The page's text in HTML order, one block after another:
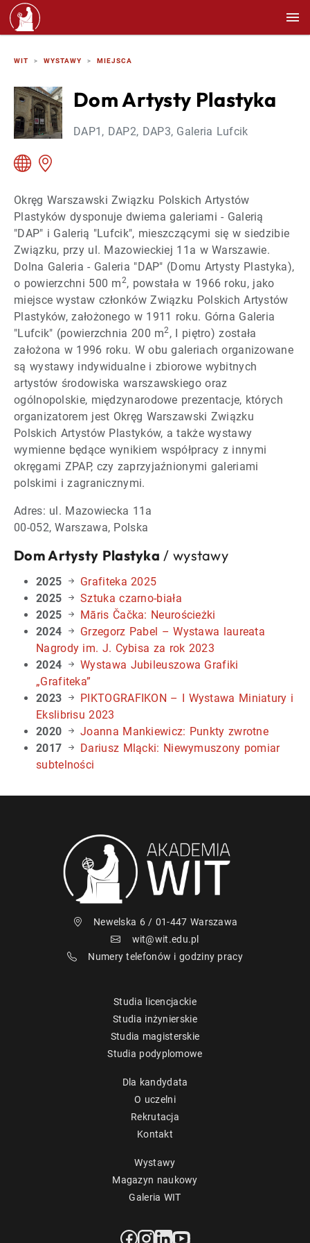
WIT WYSTAWY MIEJSCA
Dom Artysty Plastyka
DAP1, DAP2, DAP3, Galeria Lufcik
Okręg Warszawski Związku Polskich Artystów
Plastyków dysponuje dwiema galeriami - Galerią
"DAP" i Galerią "Lufcik", mieszczącymi się w siedzibie
Związku, przy ul. Mazowieckiej 11a w Warszawie.
Dolna Galeria - Galeria "DAP" (Domu Artysty Plastyka),
o powierzchni 500 m2, powstała w 1966 roku, jako
miejsce wystaw członków Związku Polskich Artystów
Plastyków, założonego w 1911 roku. Górna Galeria
"Lufcik" (powierzchnia 200 m2 , I piętro) została
założona w 1996 roku. W obu galeriach organizowane
są wystawy indywidualne i zbiorowe wybitnych
artystów środowiska warszawskiego oraz
ogólnopolskie, międzynarodowe prezentacje, których
organizatorem jest Okręg Warszawski Związku
Polskich Artystów Plastyków, a także wystawy
wymienne będące wynikiem współpracy z innymi
okręgami ZPAP, czy zaprzyjaźnionymi galeriami
polskimi i zagranicznymi.
Adres: ul. Mazowiecka 11a
00-052, Warszawa, Polska
Dom Artysty Plastyka / wystawy
2025
Grafiteka 2025
2025
Sztuka czarno-biała
2025
Māris Čačka: Neurościeżki
2024
Grzegorz Pabel – Wystawa laureata
Nagrody im. J. Cybisa za rok 2023
2024
Wystawa Jubileuszowa Grafiki
„Grafiteka”
2023
PIKTOGRAFIKON – I Wystawa Miniatury i
Ekslibrisu 2023
2020
Joanna Mankiewicz: Punkty zwrotne
2017
Dariusz Mlącki: Niewymuszony pomiar
subtelności
Newelska 6 / 01-447 Warszawa
wit@wit.edu.pl
Numery telefonów i godziny pracy
Studia licencjackie
Studia inżynierskie
Studia magisterskie
Studia podyplomowe
Dla kandydata
O uczelni
Rekrutacja
Kontakt
Wystawy
Magazyn naukowy
Galeria WIT